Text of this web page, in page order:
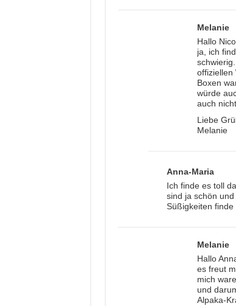
Melanie
Hallo
ja, ich
offiziellen
Boxen
würde
auch
Liebe
Melanie
Anna-Maria
Ich finde es toll
sind ja schön
Süßigkeiten finde
Melanie
Hallo
es freut
mich
und
Alpaka-